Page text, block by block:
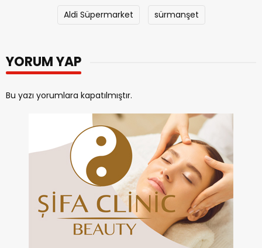
Aldi Süpermarket sürmanşet
YORUM YAP
Bu yazı yorumlara kapatılmıştır.